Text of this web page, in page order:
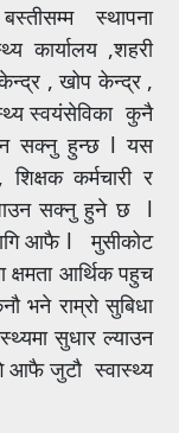
स्थापना
कार्यालय ,शहरी
, खोप केन्द्र ,
स्वयंसेविका कुनै
सक्नु हुन्छ l यस
कर्मचारी र
सक्नु हुने छ l
आफै l मुसीकोट
क्षमता आर्थिक पहुच
भने राम्रो सुबिधा
सुधार ल्याउन
आफै जुटौ स्वास्थ्य